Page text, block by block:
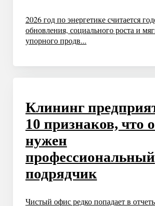
2026 год по энергетике считается
обновления, социального роста и
упорного продв...
Клининг
10 признаков, что
нужен
профессиональный
подрядчик
Чистый офис редко попадает в